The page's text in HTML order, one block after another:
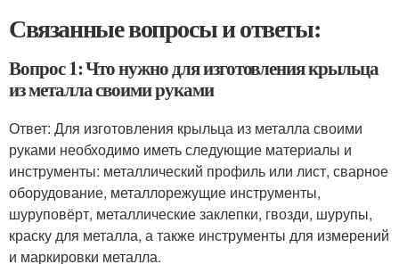
Связанные вопросы и ответы:
Вопрос 1: Что нужно для изготовления крыльца
из металла своими руками
Ответ: Для изготовления крыльца из металла своими
руками необходимо иметь следующие материалы и
инструменты: металлический профиль или лист, сварное
оборудование, металлорежущие инструменты,
шуруповёрт, металлические заклепки, гвозди, шурупы,
краску для металла, а также инструменты для измерений
и маркировки металла.